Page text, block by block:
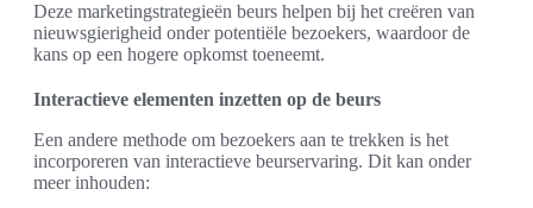
Deze marketingstrategieën beurs helpen bij het creëren van
nieuwsgierigheid onder potentiële bezoekers, waardoor de
kans op een hogere opkomst toeneemt.
Interactieve elementen inzetten op de beurs
Een andere methode om bezoekers aan te trekken is het
incorporeren van interactieve beurservaring. Dit kan onder
meer inhouden: